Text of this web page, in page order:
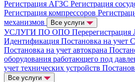
Регистрация АГЗС Регистрация
Регистрация компрессоров
механизмов
Все услуги
УСЛУГИ ПО ОПО Перерегистрация
Идентификация Постановка на учет
Постановка на учет автокрана
оборудования работающего под
учет технических устройств
Все услуги